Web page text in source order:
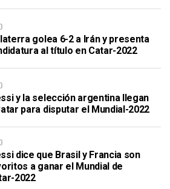
golea 6-2 a Irán y presenta
al título en Catar-2022
y la selección argentina llegan
para disputar el Mundial-2022
dice que Brasil y Francia son
a ganar el Mundial de
2022